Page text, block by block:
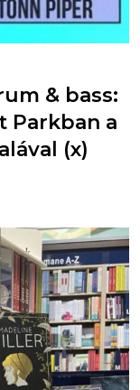
& bass:
Parkban a
(x)